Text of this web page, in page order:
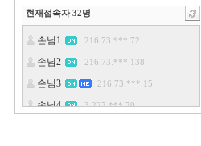
현재접속자 32명